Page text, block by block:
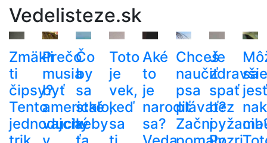
Vedelisteze.sk
Zmäkli
ti
čipsy?
Tento
jednoduchý
Prečo
musia
byť
americké
vajcia
Čo
by
sa
stalo,
keby
Toto
je
vek,
keď
sa
Aké
to
je
narodiť
sa?
Chceš
naučiť
psa
plávať?
Začni
Je
zdravšie
spať
bez
sa
jesť